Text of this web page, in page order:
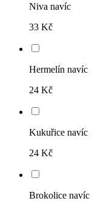
Niva navíc
33 Kč
Hermelín navíc
24 Kč
Kukuřice navíc
24 Kč
Brokolice navíc